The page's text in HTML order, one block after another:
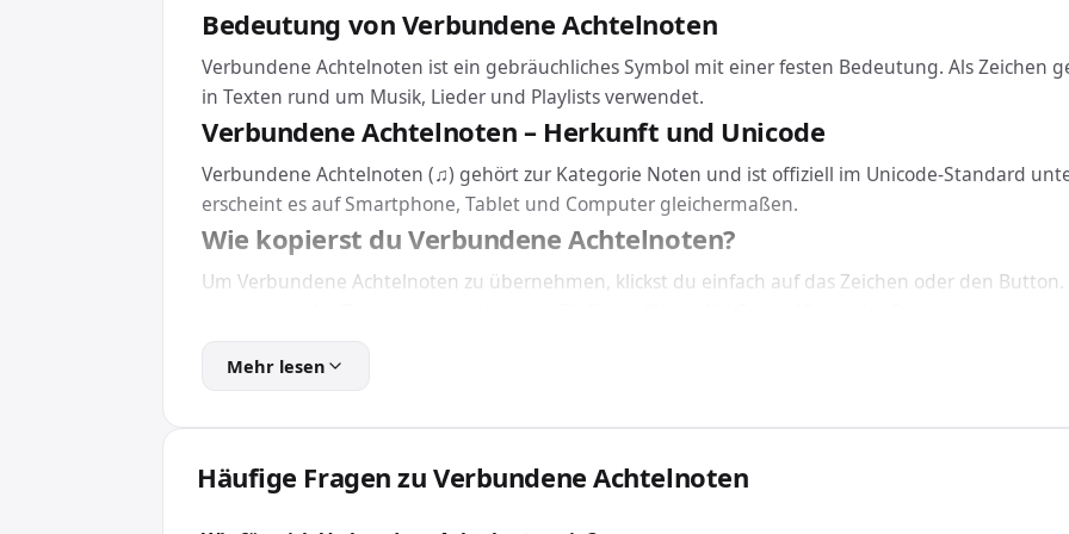
Bedeutung von Verbundene Achtelnoten
Verbundene Achtelnoten ist ein gebräuchliches Symbol mit einer festen Bedeutung. Als Zeichen
in Texten rund um Musik, Lieder und Playlists verwendet.
Verbundene Achtelnoten – Herkunft und Unicode
Verbundene Achtelnoten (♫) gehört zur Kategorie Noten und ist offiziell im Unicode-Standard
erscheint es auf Smartphone, Tablet und Computer gleichermaßen.
Wie kopierst du Verbundene Achtelnoten?
Um Verbundene Achtelnoten zu übernehmen, klickst du einfach auf das Zeichen oder den
Eine Installation brauchst du dafür nicht: Verbundene Achtelnoten funktioniert geräteübergreifend
Für Webseiten und Apps bindest du Verbundene Achtelnoten über den passenden Code ein: In
Wert \266B. So wird das Zeichen unabhängig von der installierten Schriftart korrekt dargestellt.
Wofür wird Verbundene Achtelnoten verwendet?
Mehr lesen
Häufige Fragen zu Verbundene Achtelnoten